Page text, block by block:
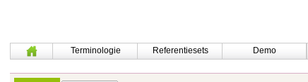
Terminologie Referentiesets Demo